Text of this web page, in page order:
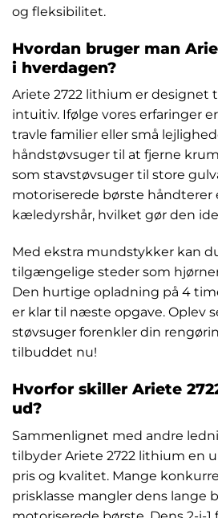
og fleksibilitet.
Hvordan bruger man
i hverdagen?
Ariete 2722 lithium er designet
intuitiv. Ifølge vores erfaringer
travle familier eller små
håndstøvsuger til at fjerne
som stavstøvsuger til store
motoriserede børste håndterer
kæledyrshår, hvilket gør den
Med ekstra mundstykker kan
tilgængelige steder som
Den hurtige opladning på 4
er klar til næste opgave. Oplev
støvsuger forenkler din
tilbuddet nu!
Hvorfor skiller Ariete
ud?
Sammenlignet med andre
tilbyder Ariete 2722 lithium en
pris og kvalitet. Mange
prisklasse mangler dens lange